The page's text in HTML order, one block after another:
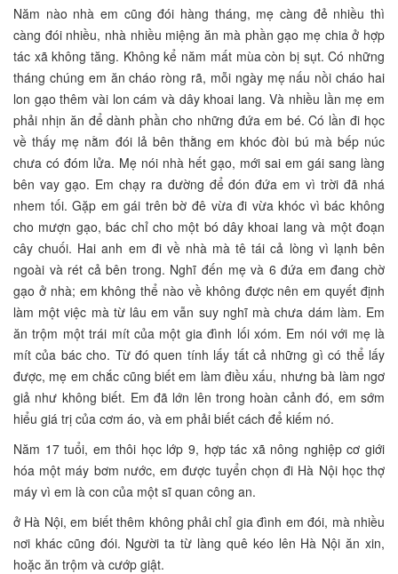
Năm nào nhà em cũng đói hàng tháng, mẹ càng đẻ nhiều thì
càng đói nhiều, nhà nhiều miệng ăn mà phần gạo mẹ chia ở hợp
tác xã không tăng. Không kể năm mất mùa còn bị sụt. Có những
tháng chúng em ăn cháo ròng rã, mỗi ngày mẹ nấu nồi cháo hai
lon gạo thêm vài lon cám và dây khoai lang. Và nhiều lần mẹ em
phải nhịn ăn để dành phần cho những đứa em bé. Có lần đi học
về thấy mẹ nằm đói lả bên thằng em khóc đòi bú mà bếp núc
chưa có đóm lửa. Mẹ nói nhà hết gạo, mới sai em gái sang làng
bên vay gạo. Em chạy ra đường để đón đứa em vì trời đã nhá
nhem tối. Gặp em gái trên bờ đê vừa đi vừa khóc vì bác không
cho mượn gạo, bác chỉ cho một bó dây khoai lang và một đoạn
cây chuối. Hai anh em đi về nhà mà tê tái cả lòng vì lạnh bên
ngoài và rét cả bên trong. Nghĩ đến mẹ và 6 đứa em đang chờ
gạo ở nhà; em không thể nào về không được nên em quyết định
làm một việc mà từ lâu em vẫn suy nghĩ mà chưa dám làm. Em
ăn trộm một trái mít của một gia đình lối xóm. Em nói với mẹ là
mít của bác cho. Từ đó quen tính lấy tất cả những gì có thể lấy
được, mẹ em chắc cũng biết em làm điều xấu, nhưng bà làm ngơ
giả như không biết. Em đã lớn lên trong hoàn cảnh đó, em sớm
hiểu giá trị của cơm áo, và em phải biết cách để kiếm nó.
Năm 17 tuổi, em thôi học lớp 9, hợp tác xã nông nghiệp cơ giới
hóa một máy bơm nước, em được tuyển chọn đi Hà Nội học thợ
máy vì em là con của một sĩ quan công an.
ở Hà Nội, em biết thêm không phải chỉ gia đình em đói, mà nhiều
nơi khác cũng đói. Người ta từ làng quê kéo lên Hà Nội ăn xin,
hoặc ăn trộm và cướp giật.